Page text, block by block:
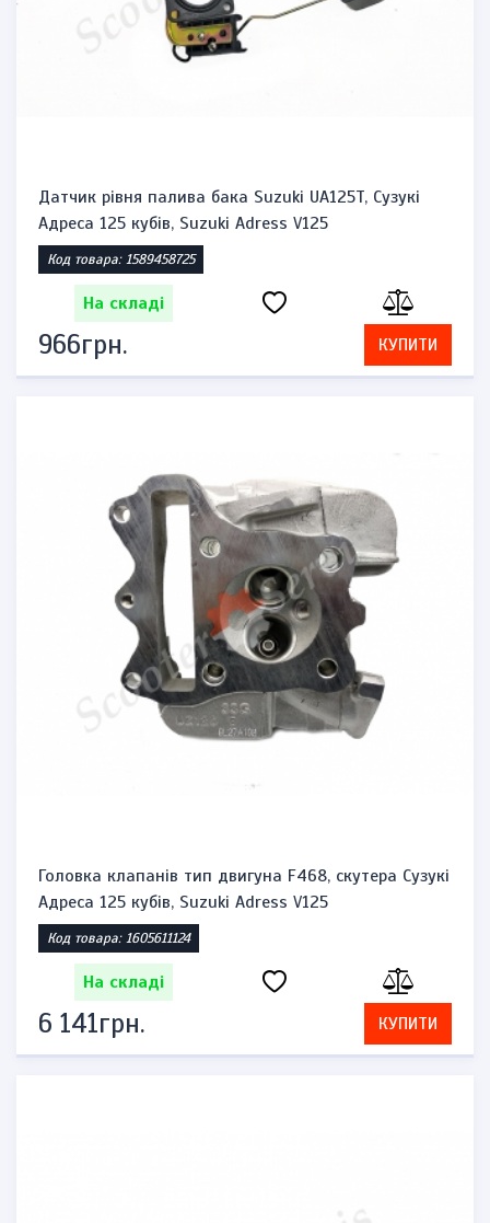
Датчик рівня палива бака Suzuki UA125T, Сузукі
Адреса 125 кубів, Suzuki Adress V125
Код товара: 1589458725
На складі
966грн. КУПИТИ
Головка клапанів тип двигуна F468, скутера Сузукі
Адреса 125 кубів, Suzuki Adress V125
Код товара: 1605611124
На складі
6 141грн. КУПИТИ